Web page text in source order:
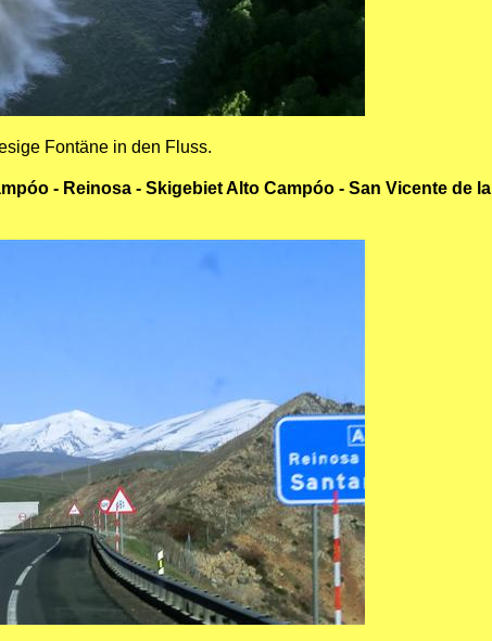
Fontäne in den Fluss.
- Reinosa - Skigebiet Alto Campóo - San Vicente de la